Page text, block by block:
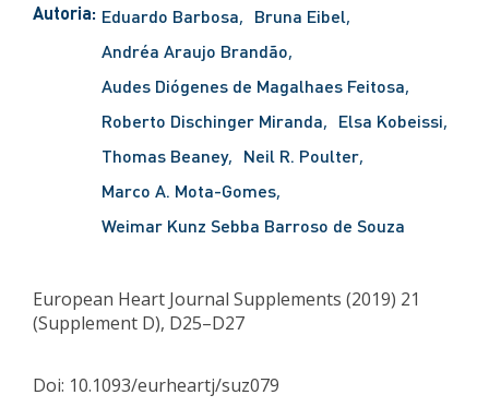
Autoria: Eduardo Barbosa
Bruna Eibel
Andréa Araujo Brandão
Audes Diógenes de Magalhaes Feitosa
Roberto Dischinger Miranda
Elsa Kobeissi
Thomas Beaney
Neil R. Poulter
Marco A. Mota-Gomes
Weimar Kunz Sebba Barroso de Souza
European Heart Journal Supplements (2019) 21
(Supplement D), D25–D27
Doi: 10.1093/eurheartj/suz079